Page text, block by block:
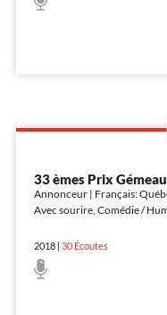
33 èmes Prix
Annonceur | Français:
Avec sourire, Comédie /
2018| 30Écoutes